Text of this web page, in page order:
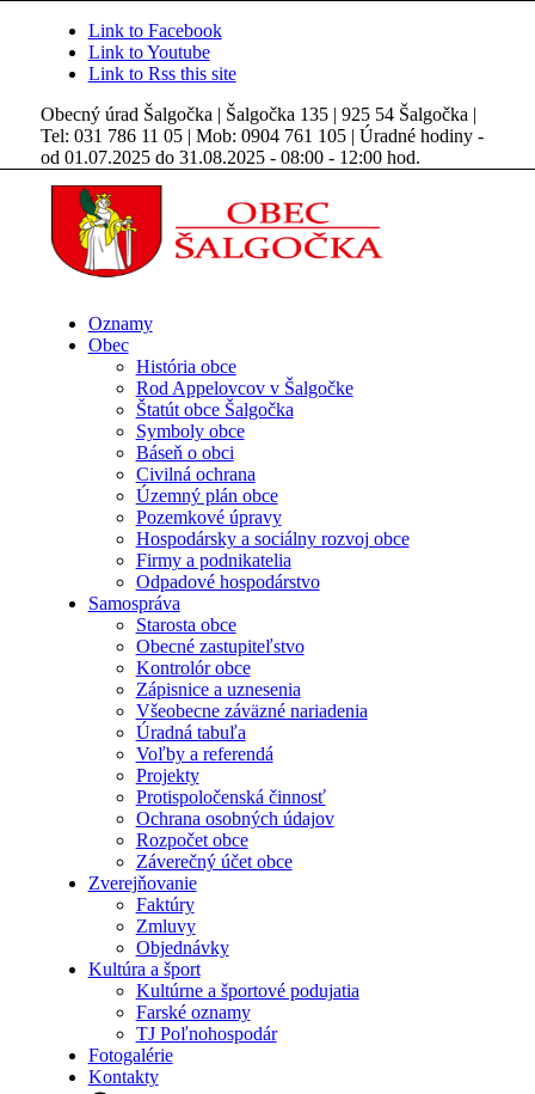
Link to Facebook
Link to Youtube
Link to Rss this site
Obecný úrad Šalgočka | Šalgočka 135 | 925 54 Šalgočka |
Tel: 031 786 11 05 | Mob: 0904 761 105 | Úradné hodiny -
od 01.07.2025 do 31.08.2025 - 08:00 - 12:00 hod.
Oznamy
Obec
História obce
Rod Appelovcov v Šalgočke
Štatút obce Šalgočka
Symboly obce
Báseň o obci
Civilná ochrana
Územný plán obce
Pozemkové úpravy
Hospodársky a sociálny rozvoj obce
Firmy a podnikatelia
Odpadové hospodárstvo
Samospráva
Starosta obce
Obecné zastupiteľstvo
Kontrolór obce
Zápisnice a uznesenia
Všeobecne záväzné nariadenia
Úradná tabuľa
Voľby a referendá
Projekty
Protispoločenská činnosť
Ochrana osobných údajov
Rozpočet obce
Záverečný účet obce
Zverejňovanie
Faktúry
Zmluvy
Objednávky
Kultúra a šport
Kultúrne a športové podujatia
Farské oznamy
TJ Poľnohospodár
Fotogalérie
Kontakty